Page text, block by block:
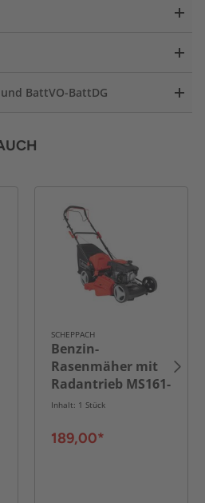
BattVO-BattDG
SCHEPPACH
Benzin-
Rasenmäher mit
Radantrieb MS161-
46
Inhalt: 1 Stück
189,00*